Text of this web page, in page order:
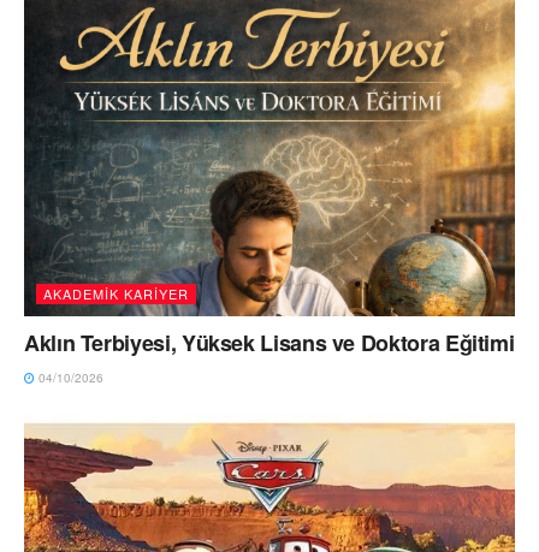
AKADEMİK KARİYER
Aklın Terbiyesi, Yüksek Lisans ve Doktora Eğitimi
04/10/2026